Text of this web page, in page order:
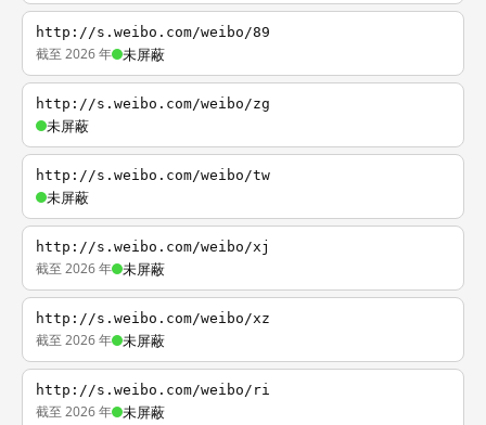
http://s.weibo.com/weibo/89
截至 2026 年 未屏蔽
http://s.weibo.com/weibo/zg
未屏蔽
http://s.weibo.com/weibo/tw
未屏蔽
http://s.weibo.com/weibo/xj
截至 2026 年 未屏蔽
http://s.weibo.com/weibo/xz
截至 2026 年 未屏蔽
http://s.weibo.com/weibo/ri
截至 2026 年 未屏蔽